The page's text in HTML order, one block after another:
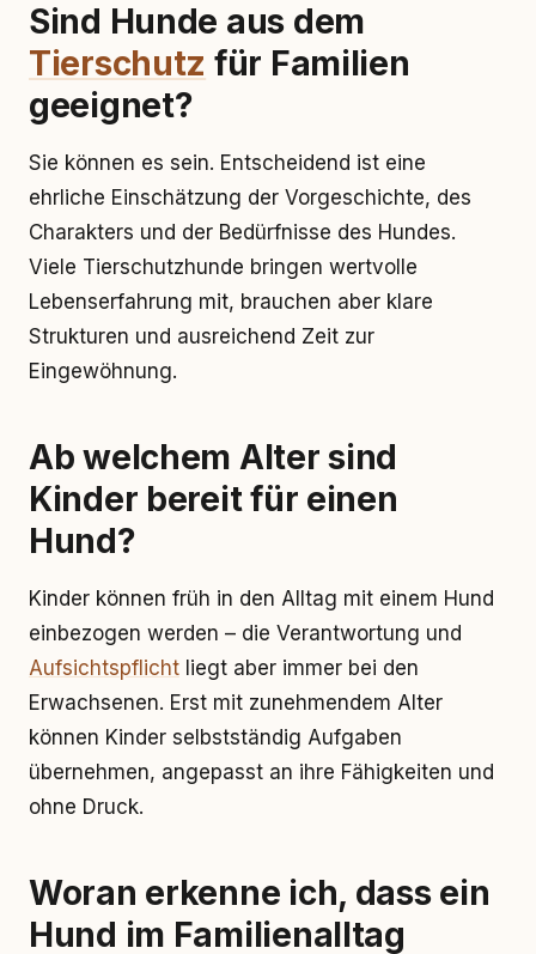
Sind Hunde aus dem
Tierschutz für Familien
geeignet?
Sie können es sein. Entscheidend ist eine
ehrliche Einschätzung der Vorgeschichte, des
Charakters und der Bedürfnisse des Hundes.
Viele Tierschutzhunde bringen wertvolle
Lebenserfahrung mit, brauchen aber klare
Strukturen und ausreichend Zeit zur
Eingewöhnung.
Ab welchem Alter sind
Kinder bereit für einen
Hund?
Kinder können früh in den Alltag mit einem Hund
einbezogen werden – die Verantwortung und
Aufsichtspflicht liegt aber immer bei den
Erwachsenen. Erst mit zunehmendem Alter
können Kinder selbstständig Aufgaben
übernehmen, angepasst an ihre Fähigkeiten und
ohne Druck.
Woran erkenne ich, dass ein
Hund im Familienalltag